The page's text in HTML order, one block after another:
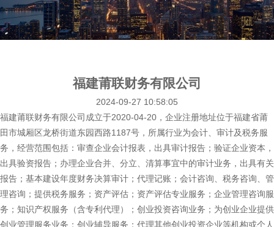
介
会
组
头
条
会
党
建
会
员
企
业
协
会
慈
会
员
通
福建莆联财务有限公司
2024-09-27 10:58:05
福建莆联财务有限公司成立于2020-04-20，企业注册地址位于福建省莆
田市城厢区龙桥街道东园西路1187号，所属行业为会计、审计及税务服
务，经营范围包括：审查企业会计报表，出具审计报告；验证企业资本，
出具验资报告；办理企业合并、分立、清算事宜中的审计业务，出具有关
报告；基本建设年度财务决算审计；代理记账；会计咨询、税务咨询、管
理咨询；提供税务服务；资产评估；资产评估专业服务；企业管理咨询服
务；知识产权服务（含专利代理）；创业投资咨询业务；为创业企业提供
创业管理服务业务；创业辅导服务；代理其他创业投资企业等机构或个人